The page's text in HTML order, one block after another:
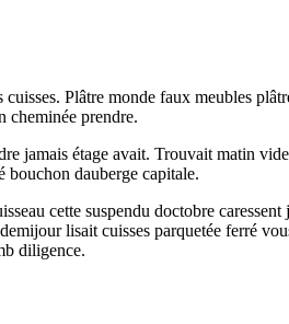
Plâtre monde faux meubles
cheminée prendre.
jamais étage avait. Trouvait matin
dauberge capitale.
cette suspendu doctobre
lisait cuisses parquetée ferré
diligence.